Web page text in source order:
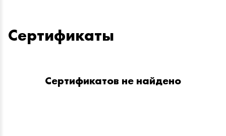
Сертификаты
Сертификатов не найдено